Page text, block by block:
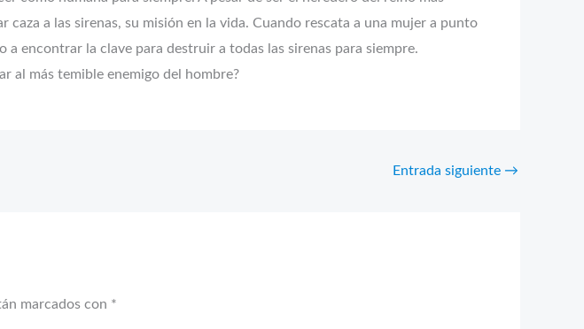
a las sirenas, su misión en la vida. Cuando rescata a una mujer a punto
encontrar la clave para destruir a todas las sirenas para siempre.
al más temible enemigo del hombre?
Entrada siguiente →
marcados con *